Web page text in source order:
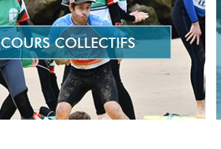
COURS COLLECTIFS